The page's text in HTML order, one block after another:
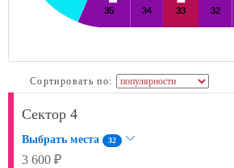
Сортировать по:
Сектор 4
Выбрать места 32
3 600 ₽